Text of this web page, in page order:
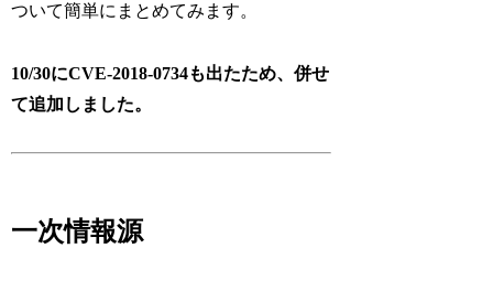
ついて簡単にまとめてみます。
10/30にCVE-2018-0734も出たため、併せ
て追加しました。
一次情報源